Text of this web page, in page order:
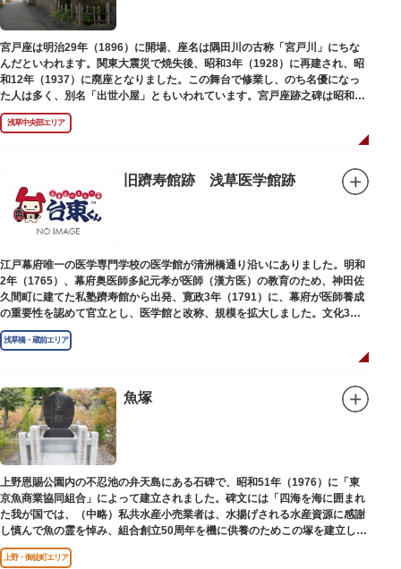
宮戸座は明治29年（1896）に開場、座名は隅田川の古称「宮戸川」にちな
んだといわれます。関東大震災で焼失後、昭和3年（1928）に再建され、昭
和12年（1937）に廃座となりました。この舞台で修業し、のち名優になっ
た人は多く、別名「出世小屋」ともいわれています。宮戸座跡之碑は昭和53
年（1978）に建てられました。
浅草中央部エリア
旧躋寿館跡 浅草医学館跡
江戸幕府唯一の医学専門学校の医学館が清洲橋通り沿いにありました。明和
2年（1765）、幕府奥医師多紀元孝が医師（漢方医）の教育のため、神田佐
久間町に建てた私塾躋寿館から出発、寛政3年（1791）に、幕府が医師養成
の重要性を認めて官立とし、医学館と改称、規模を拡大しました。文化3年
（1806）、大火に遭い焼失しましたが、同年に旧向柳原一丁目に移転、再建
されました。
弟育成をはかるなど、江戸時代後期から明治維新に至る日本の医学振興に貢
献しました。
※現在、この場所に「旧躋寿館跡 浅草医学館跡」に関する案内板や説明版
等は設置されておりません。
浅草橋・蔵前エリア
魚塚
上野恩賜公園内の不忍池の弁天島にある石碑で、昭和51年（1976）に「東
京魚商業協同組合」によって建立されました。碑文には「四海を海に囲まれ
た我が国では、（中略）私共水産小売業者は、水揚げされる水産資源に感謝
し慎んで魚の霊を悼み、組合創立50周年を機に供養のためこの塚を建立しま
す」とあります。
上野・御徒町エリア